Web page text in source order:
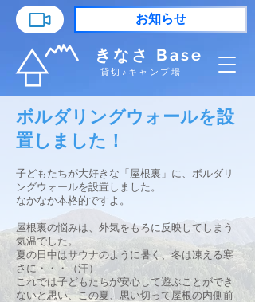
きなさ Base
貸切♪キャンプ場
お知らせ
ボルダリングウォールを設
置しました！
子どもたちが大好きな「屋根裏」に、ボルダリ
ングウォールを設置しました。
なかなか本格的ですよ。
屋根裏の悩みは、外気をもろに反映してしまう
気温でした。
夏の日中はサウナのように暑く、冬は凍える寒
さに・・・（汗）
これでは子どもたちが安心して遊ぶことができ
ないと思い、この夏、思い切って屋根の内側前